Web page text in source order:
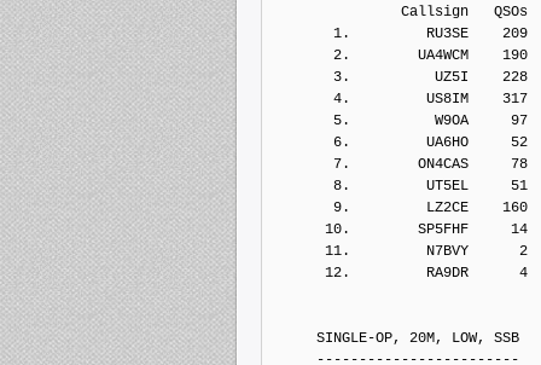
Callsign   QSOs  Points
1.         RU3SE    209
2.        UA4WCM    190
3.          UZ5I    228
4.         US8IM    317
5.          W9OA     97
6.         UA6HO     52
7.        ON4CAS     78
8.         UT5EL     51
9.         LZ2CE    160
10.        SP5FHF     14
11.         N7BVY      2
12.         RA9DR      4
SINGLE-OP, 20M, LOW, SSB
------------------------